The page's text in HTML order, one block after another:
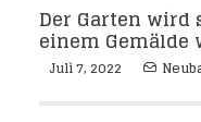
Der Garten wird
einem Gemälde
Juli 7, 2022